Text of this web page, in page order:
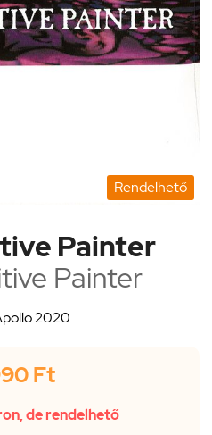
Rendelhető
Painter
Painter
2020
Ft
de rendelhető